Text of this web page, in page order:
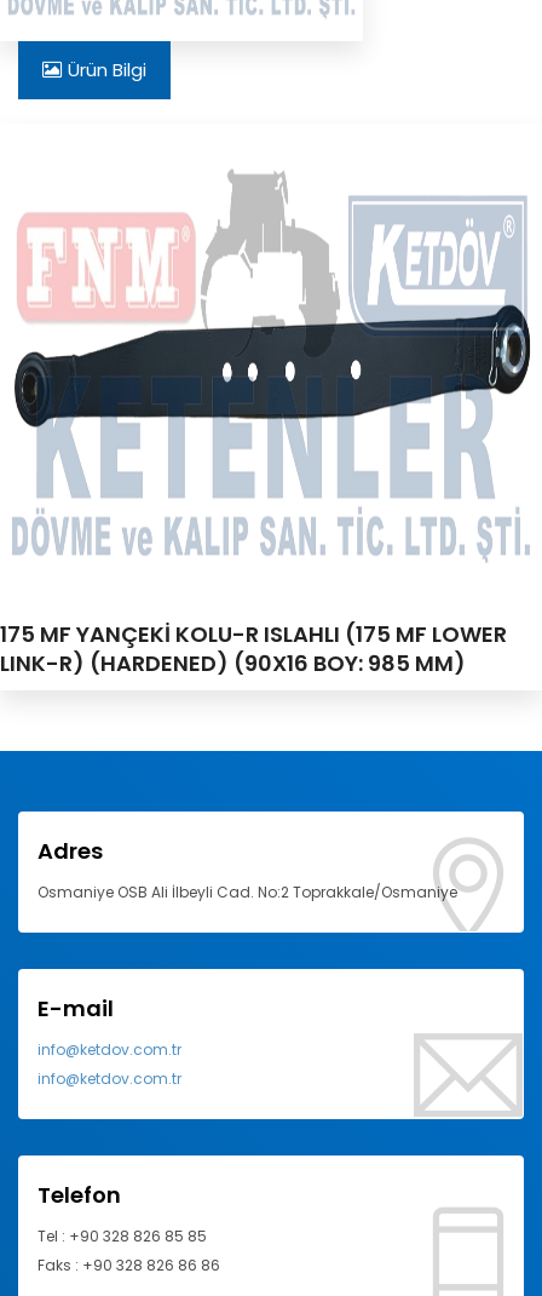
Ürün Bilgi
175 MF YANÇEKİ KOLU-R ISLAHLI (175 MF LOWER
LINK-R) (HARDENED) (90X16 BOY: 985 MM)
Adres
Osmaniye OSB Ali İlbeyli Cad. No:2 Toprakkale/Osmaniye
E-mail
info@ketdov.com.tr
info@ketdov.com.tr
Telefon
Tel : +90 328 826 85 85
Faks : +90 328 826 86 86